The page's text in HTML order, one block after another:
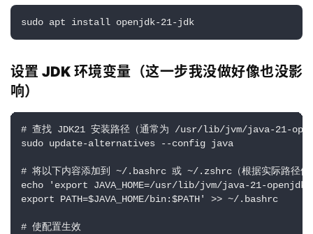
sudo apt install openjdk-21-jdk
设置 JDK 环境变量（这一步我没做好像也没影
响）
# 查找 JDK21 安装路径（通常为 /usr/lib/jvm/java-21-
sudo update-alternatives --config java
# 将以下内容添加到 ~/.bashrc 或 ~/.zshrc（根据实际路径修
echo 'export JAVA_HOME=/usr/lib/jvm/java-21-openjdk-
export PATH=$JAVA_HOME/bin:$PATH' >> ~/.bashrc
# 使配置生效